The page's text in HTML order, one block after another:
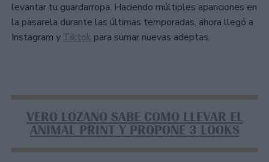
levantar tu guardarropa. Haciendo múltiples apariciones en
la pasarela durante las últimas temporadas, ahora llegó a
Instagram y Tiktok para sumar nuevas adeptas.
VERO LOZANO SABE COMO LLEVAR EL
ANIMAL PRINT Y PROPONE 3 LOOKS